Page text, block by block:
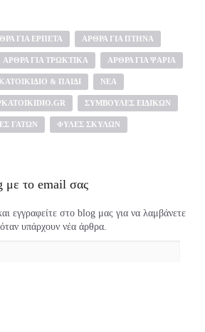
ΓΙΑ ΕΡΠΕΤΆ ΆΡΘΡΑ ΓΙΑ ΠΤΗΝΆ
ΆΡΘΡΑ ΓΙΑ ΤΡΩΚΤΙΚΆ ΆΡΘΡΑ ΓΙΑ ΨΆΡΙΑ
ΚΑΤΟΙΚΊΔΙΟ & ΠΑΙΔΊ ΝΈΑ
ΣΥΜΒΟΥΛΈΣ ΕΙΔΙΚΏΝ
ΓΑΤΏΝ ΦΥΛΈΣ ΣΚΎΛΩΝ
με το email σας
εγγραφείτε στο blog μας για να λαμβάνετε
υπάρχουν νέα άρθρα.